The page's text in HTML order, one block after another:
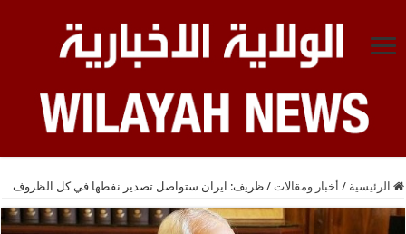
الرئيسية / أخبار ومقالات / ظريف: ايران ستواصل تصدير نفطها في كل الظروف